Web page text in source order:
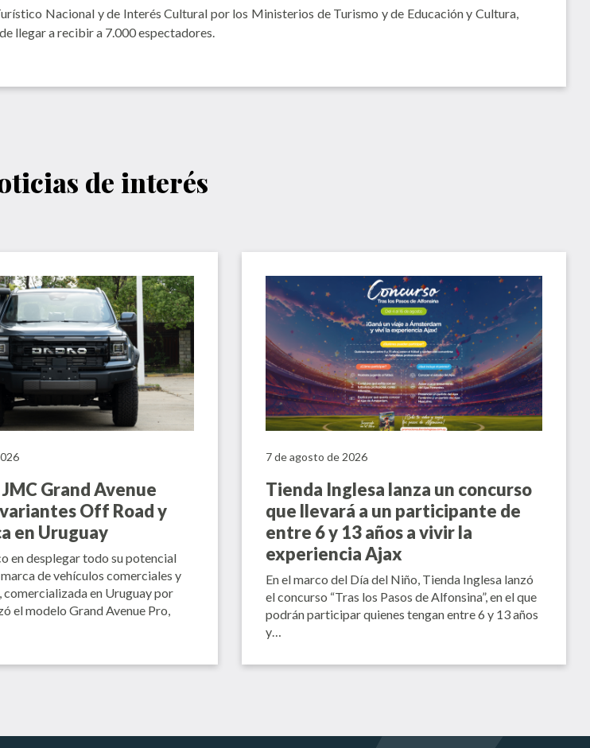
Nacional y de Interés Cultural por los Ministerios de Turismo y de Educación y Cultura,
llegar a recibir a 7.000 espectadores.
de interés
Grand Avenue
Off Road y
en Uruguay
en desplegar todo su potencial
de vehículos comerciales y
en Uruguay por
el modelo Grand Avenue Pro,
7 de agosto de 2026
Tienda Inglesa lanza un concurso
que llevará a un participante de
entre 6 y 13 años a vivir la
experiencia Ajax
En el marco del Día del Niño, Tienda Inglesa lanzó
el concurso “Tras los Pasos de Alfonsina”, en el que
podrán participar quienes tengan entre 6 y 13 años
y…